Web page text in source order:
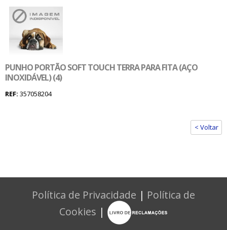
PUNHO PORTÃO SOFT TOUCH TERRA PARA FITA (AÇO
INOXIDÁVEL) (4)
REF: 357058204
< Voltar
Política de Privacidade | Política de
Cookies |